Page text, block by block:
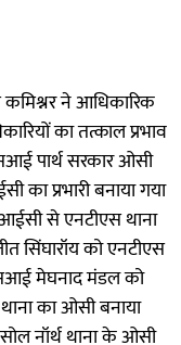
ने आधिकारिक
का तत्काल प्रभाव
पार्थ सरकार ओसी
का प्रभारी बनाया गया
से एनटीएस थाना
सिंघारॉय को एनटीएस
मेघनाद मंडल को
का ओसी बनाया
नॉर्थ थाना के ओसी